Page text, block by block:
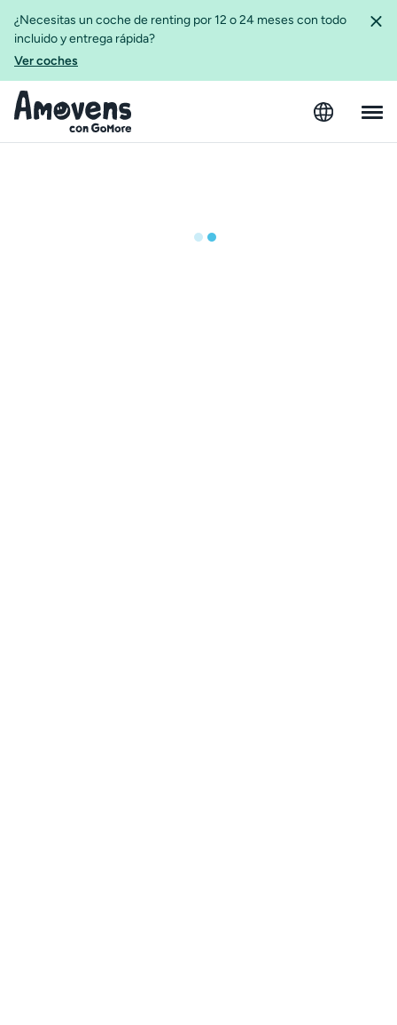
¿Necesitas un coche de renting por 12 o 24 meses con todo
incluido y entrega rápida?
Ver coches